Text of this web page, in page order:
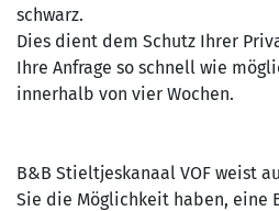
schwarz.
Dies dient dem Schutz Ihrer
Ihre Anfrage so schnell wie
innerhalb von vier Wochen.
B&B Stieltjeskanaal VOF weist
Sie die Möglichkeit haben, eine